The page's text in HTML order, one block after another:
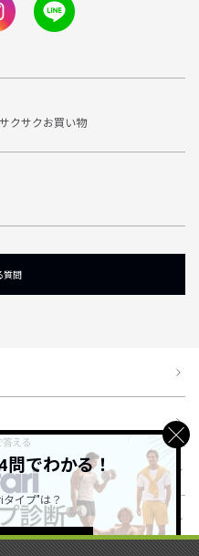
クサクお買い物
質問
問でわかる！
イプ"は？
ちら ＞